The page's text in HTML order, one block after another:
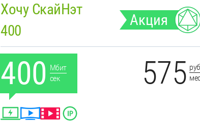
Хочу СкайНэт
400
Акция
400 Мбит
сек
575 руб